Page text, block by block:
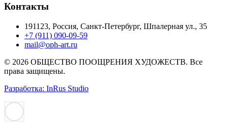
Контакты
191123, Россия, Санкт-Петербург, Шпалерная ул., 35
+7 (911) 090-09-59
mail@oph-art.ru
© 2026 ОБЩЕСТВО ПООЩРЕНИЯ ХУДОЖЕСТВ. Все
права защищены.
Разработка: InRus Studio